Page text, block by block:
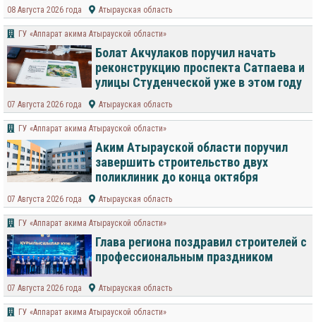
08 Августа 2026 года Атырауская область
ГУ «Аппарат акима Атырауской области»
Болат Акчулаков поручил начать
реконструкцию проспекта Сатпаева и
улицы Студенческой уже в этом году
07 Августа 2026 года Атырауская область
ГУ «Аппарат акима Атырауской области»
Аким Атырауской области поручил
завершить строительство двух
поликлиник до конца октября
07 Августа 2026 года Атырауская область
ГУ «Аппарат акима Атырауской области»
Глава региона поздравил строителей с
профессиональным праздником
07 Августа 2026 года Атырауская область
ГУ «Аппарат акима Атырауской области»